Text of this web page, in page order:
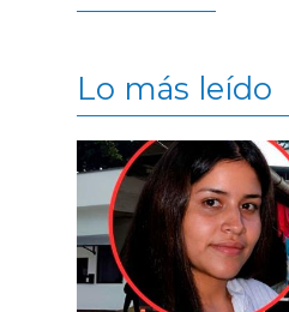
Lo más leído
Contenido multimedia